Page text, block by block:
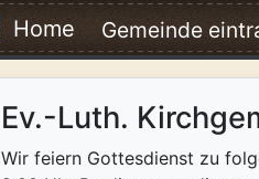
Home Gemeinde
Ev.-Luth.
Wir feiern Gottesdienst zu